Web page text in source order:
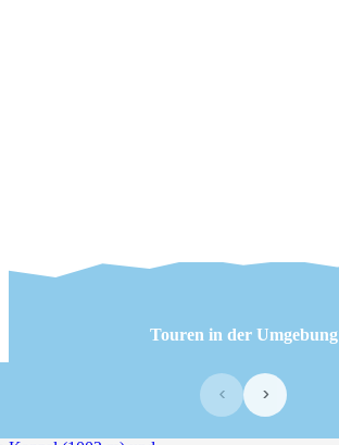
Touren in der Umgebung
‹ ›